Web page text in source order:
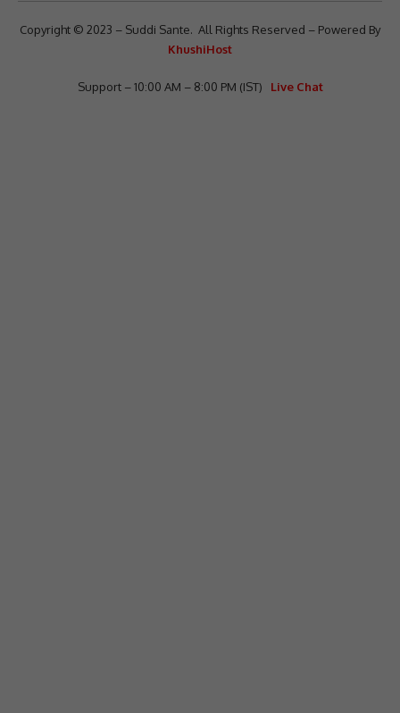
Copyright © 2023 – Suddi Sante. All Rights Reserved – Powered By
KhushiHost
Support – 10:00 AM – 8:00 PM (IST) Live Chat